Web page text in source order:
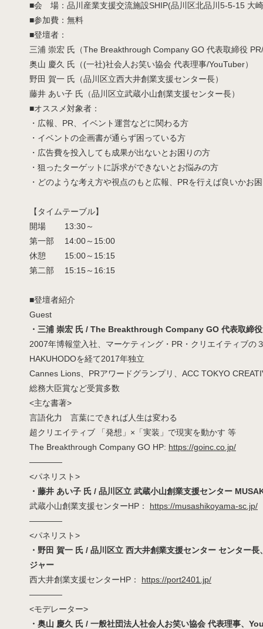
■会 場：品川産業支援交流施設SHIP(品川区北品川5-5-15
■参加費：無料
■登壇者：
三浦 崇宏 氏（The Breakthrough Company GO 代表取
奥山 慶久 氏（(一社)社会人お笑い協会 代表理事/YouTuber）
野田 賀一 氏（品川区立西大井創業支援センター長）
藤井 あい子 氏（品川区立武蔵小山創業支援センター長）
■オススメ対象者：
・広報、PR、イベント運営などに関わる方
・イベントの企画書が通らず困っている方
・広告費を投入しても成果が出ないとお困りの方
・狙ったターゲットに訴求ができないとお悩みの方
・どのような考え方や視点のもと広報、PRを行えば良いかお
【タイムテーブル】
開場 13:30～
第一部 14:00～15:00
休憩 15:00～15:15
第二部 15:15～16:15
■登壇者紹介
Guest
・三浦 崇宏 氏 / The Breakthrough Company GO 代表取締
2007年博報堂入社、マーケティング・PR・クリエイティブの
HAKUHODOを経て2017年独立
Cannes Lions、PRアワードグランプリ、ACC TOKYO
総務大臣賞など受賞多数
<主な書著>
言語化力 言葉にできれば人生は変わる
超クリエイティブ 「発想」×「実装」で現実を動かす 等
The Breakthrough Company GO HP: https://goinc.co.jp/
————
<パネリスト>
・藤井 あい子 氏 / 品川区立 武蔵小山創業支援センター
武蔵小山創業支援センターHP： https://musashikoyama-sc.jp/
————
<パネリスト>
・野田 賀一 氏 / 品川区立 西大井創業支援センター センター
ジャー
西大井創業支援センターHP： https://port2401.jp/
————
<モデレーター>
・奥山 慶久 氏 / 一般社団法人社会人お笑い協会 代表理事、